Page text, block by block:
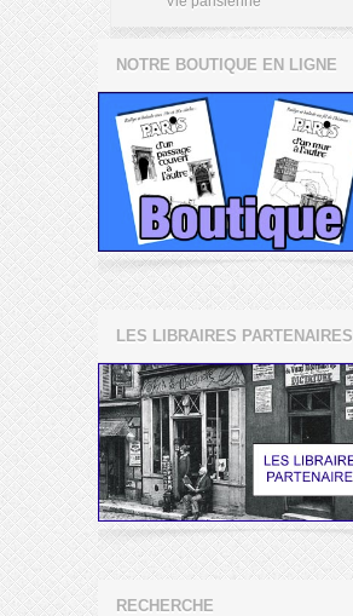
NOTRE BOUTIQUE EN LIGNE
LES LIBRAIRES PARTENAIRES
RECHERCHE